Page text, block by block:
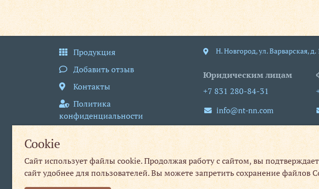
Cookie
Сайт использует файлы cookie. Продолжая работу с сайтом, вы
сайт удобнее для пользователей. Вы можете запретить сохранение файлов
Продукция
Добавить отзыв
Контакты
Политика
конфиденциальности
Пользовательское
соглашение
Публичная оферта
Н. Новгород,ул. Варварская, д.
Юридическим лицам
+7 831 280-84-31
info@nt-nn.com
пн-пт 09:00-18:00